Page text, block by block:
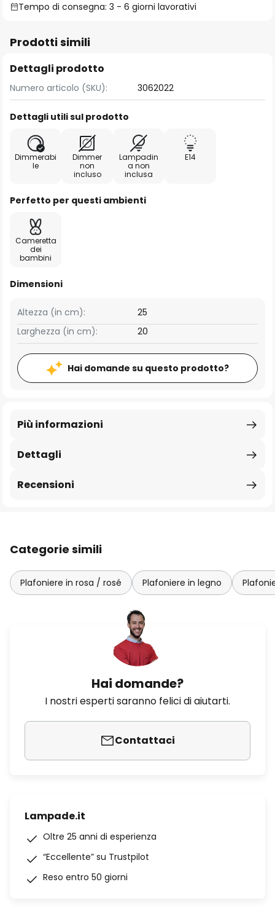
Tempo di consegna: 3 - 6 giorni lavorativi
Prodotti simili
Dettagli prodotto
Numero articolo (SKU): 3062022
Dettagli utili sul prodotto
Dimmerabi
le
Dimmer
non
incluso
Lampadin
a non
inclusa
E14
Perfetto per questi ambienti
Cameretta
dei
bambini
Dimensioni
Larghezza (in cm): 20
Altezza (in cm): 25
Hai domande su questo prodotto?
Dettagli
Più informazioni
Recensioni
Categorie simili
Plafoniere in rosa / rosé Plafoniere in legno
Hai domande?
I nostri esperti saranno felici di aiutarti.
Contattaci
Lampade.it
Oltre 25 anni di esperienza
“Eccellente” su Trustpilot
Reso entro 50 giorni